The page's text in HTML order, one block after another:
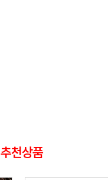
추천상품